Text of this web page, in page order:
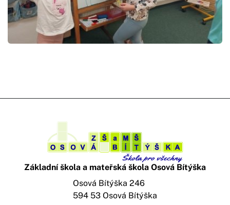
Základní škola a mateřská škola Osová Bítýška
Osová Bítýška 246
594 53 Osová Bítýška